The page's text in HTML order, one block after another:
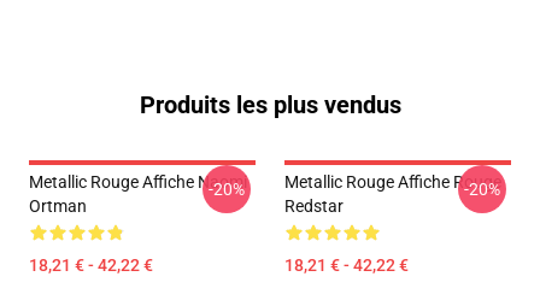
Produits les plus vendus
Metallic Rouge Affiche Naomi
Ortman
18,21 € - 42,22 €
-20%
Metallic Rouge Affiche Rouge
Redstar
18,21 € - 42,22 €
-20%